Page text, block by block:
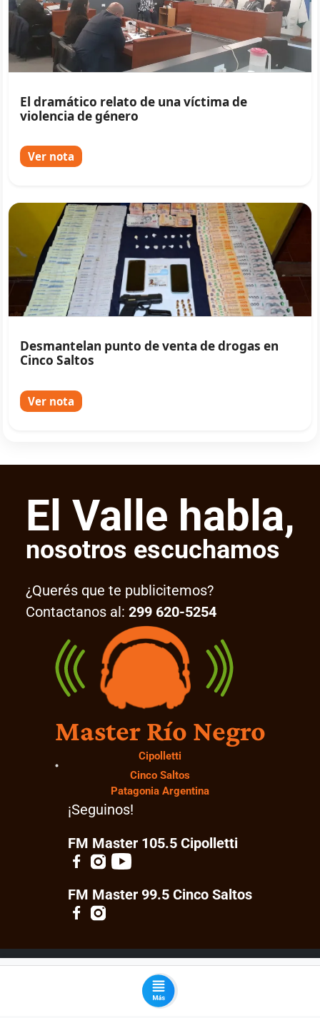
El dramático relato de una víctima de
violencia de género
Ver nota
Desmantelan punto de venta de drogas en
Cinco Saltos
Ver nota
El Valle habla,
nosotros escuchamos
¿Querés que te publicitemos?
Contactanos al: 299 620-5254
Master Río Negro
Cipolletti
Cinco Saltos
Patagonia Argentina
¡Seguinos!
FM Master 105.5 Cipolletti
FM Master 99.5 Cinco Saltos
© 2026 Master Río Negro. Todos los derechos
reservados.
Desarrollado por:ML Software Solutions